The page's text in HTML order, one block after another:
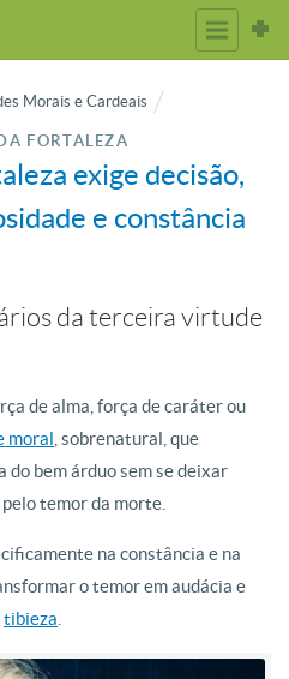
Morais e Cardeais
FORTALEZA
exige decisão,
e constância
da terceira virtude
de alma, força de caráter ou
moral , sobrenatural, que
do bem árduo sem se deixar
temor da morte.
na constância e na
o temor em audácia e
tibieza